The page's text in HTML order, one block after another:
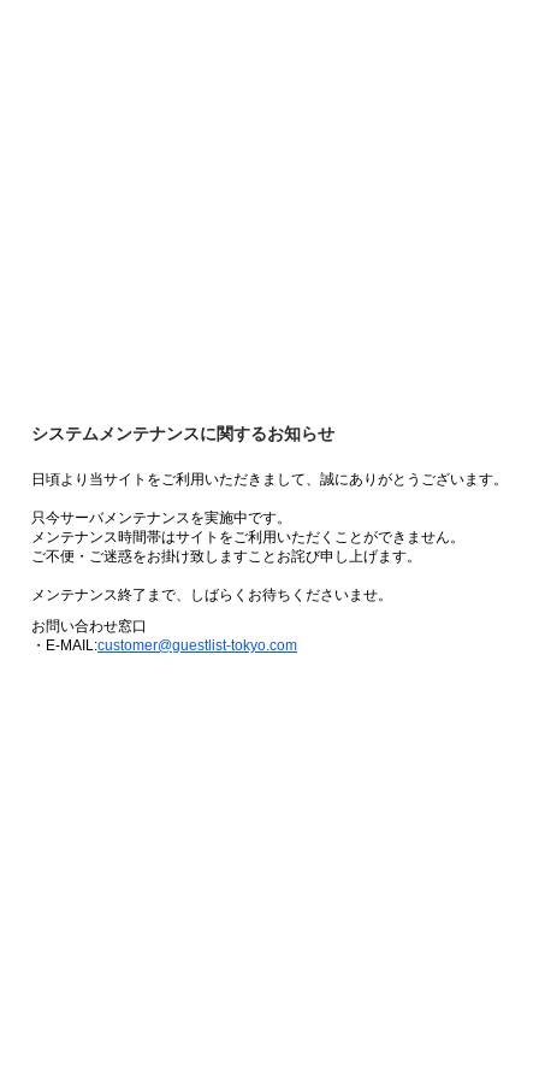
システムメンテナンスに関するお知らせ
日頃より当サイトをご利用いただきまして、誠にありがとうございます。
只今サーバメンテナンスを実施中です。
メンテナンス時間帯はサイトをご利用いただくことができません。
ご不便・ご迷惑をお掛け致しますことお詫び申し上げます。
メンテナンス終了まで、しばらくお待ちくださいませ。
お問い合わせ窓口
・E-MAIL:customer@guestlist-tokyo.com